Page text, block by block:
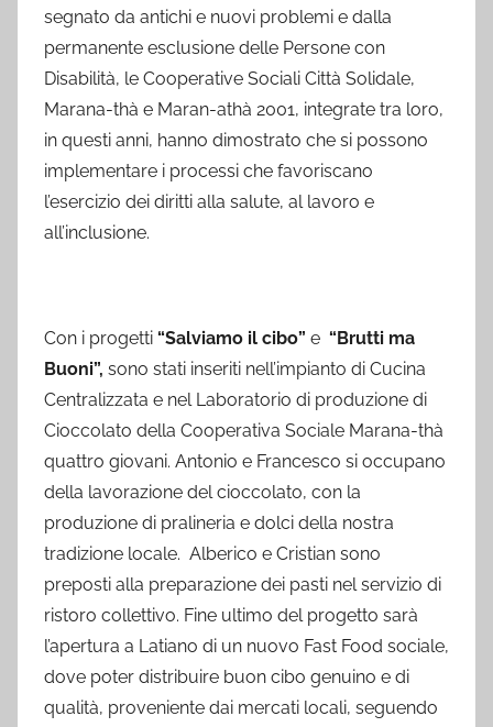
segnato da antichi e nuovi problemi e dalla
permanente esclusione delle Persone con
Disabilità, le Cooperative Sociali Città Solidale,
Marana-thà e Maran-athà 2001, integrate tra loro,
in questi anni, hanno dimostrato che si possono
implementare i processi che favoriscano
l’esercizio dei diritti alla salute, al lavoro e
all’inclusione.
Con i progetti “Salviamo il cibo” e “Brutti ma
Buoni”, sono stati inseriti nell’impianto di Cucina
Centralizzata e nel Laboratorio di produzione di
Cioccolato della Cooperativa Sociale Marana-thà
quattro giovani. Antonio e Francesco si occupano
della lavorazione del cioccolato, con la
produzione di pralineria e dolci della nostra
tradizione locale. Alberico e Cristian sono
preposti alla preparazione dei pasti nel servizio di
ristoro collettivo. Fine ultimo del progetto sarà
l’apertura a Latiano di un nuovo Fast Food sociale,
dove poter distribuire buon cibo genuino e di
qualità, proveniente dai mercati locali, seguendo